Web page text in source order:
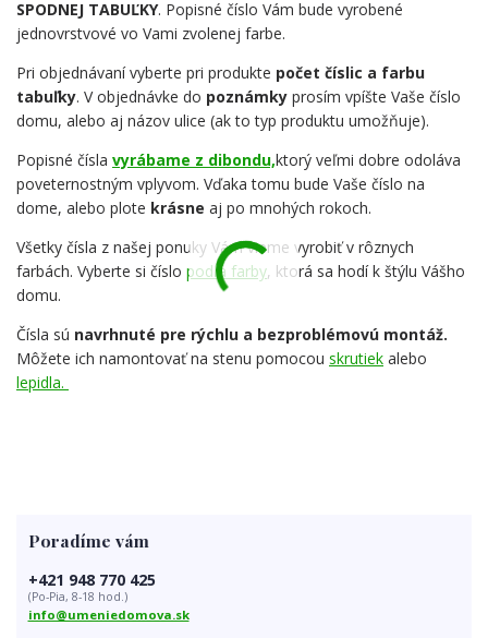
SPODNEJ TABUĽKY. Popisné číslo Vám bude vyrobené
jednovrstvové vo Vami zvolenej farbe.
Pri objednávaní vyberte pri produkte počet číslic a farbu
tabuľky. V objednávke do poznámky prosím vpíšte Vaše číslo
domu, alebo aj názov ulice (ak to typ produktu umožňuje).
Popisné čísla vyrábame z dibondu,ktorý veľmi dobre odoláva
poveternostným vplyvom. Vďaka tomu bude Vaše číslo na
dome, alebo plote krásne aj po mnohých rokoch.
Všetky čísla z našej ponuky Vám vieme vyrobiť v rôznych
farbách. Vyberte si číslo podľa farby, ktorá sa hodí k štýlu Vášho
domu.
Čísla sú navrhnuté pre rýchlu a bezproblémovú montáž.
Môžete ich namontovať na stenu pomocou skrutiek alebo
lepidla.
Poradíme vám
+421 948 770 425
(Po-Pia, 8-18 hod.)
info@umeniedomova.sk